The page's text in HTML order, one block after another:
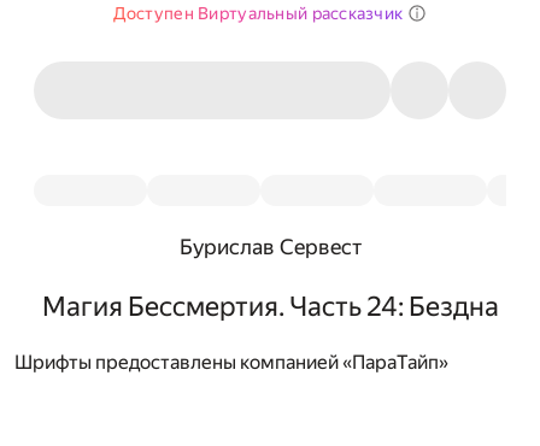
Доступен Виртуальный рассказчик
Бурислав Сервест
Магия Бессмертия. Часть 24: Бездна
Шрифты предоставлены компанией «ПараТайп»